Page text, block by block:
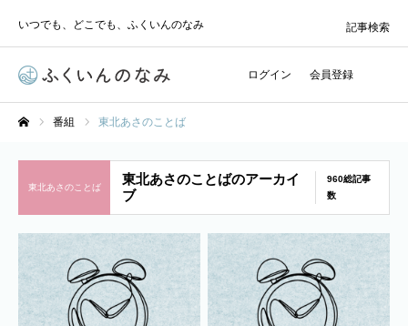
いつでも、どこでも、ふくいんのなみ
ログイン 会員登録
記事検索
番組 東北あさのことば
東北あさのことば
東北あさのことばのアーカイ
ブ
960総記事
数